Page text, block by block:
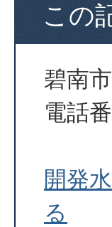
この
碧南
電話
開発
る